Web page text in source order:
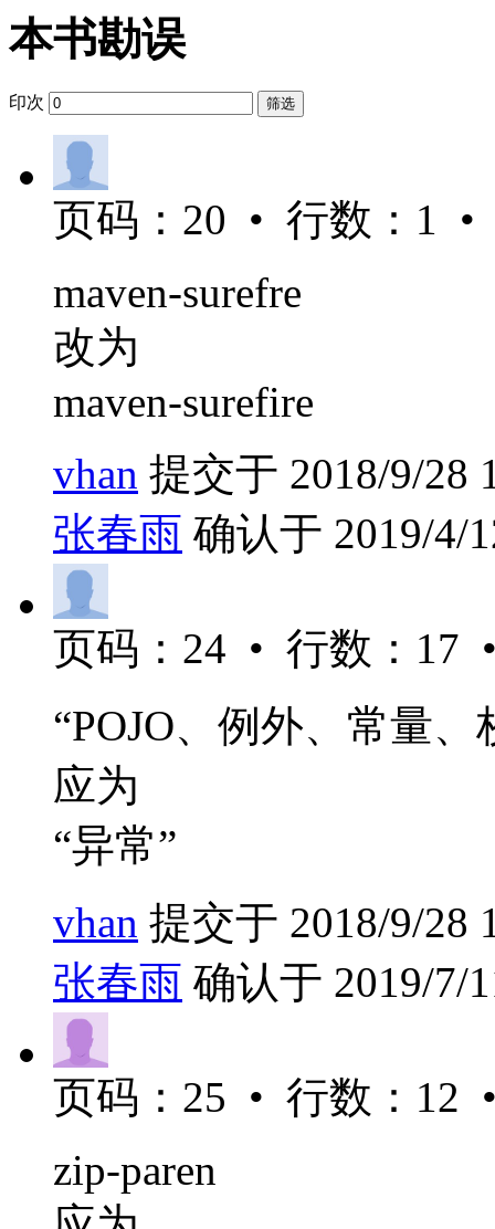
本书勘误
印次 筛选
页码：20 • 行数：1 •
maven-surefre
改为
maven-surefire
vhan 提交于 2018/9/28
张春雨 确认于 2019/4/
页码：24 • 行数：17
“POJO、例外、常量、
应为
“异常”
vhan 提交于 2018/9/28
张春雨 确认于 2019/7/
页码：25 • 行数：12
zip-paren